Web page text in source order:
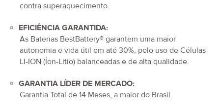
contra superaquecimento.
EFICIÊNCIA GARANTIDA:
As Baterias BestBattery® garantem uma maior
autonomia e vida útil em até 30%, pelo uso de Células
LI-ION (Íon-Lítio) balanceadas e de alta qualidade.
GARANTIA LÍDER DE MERCADO:
Garantia Total de 14 Meses, a maior do Brasil.